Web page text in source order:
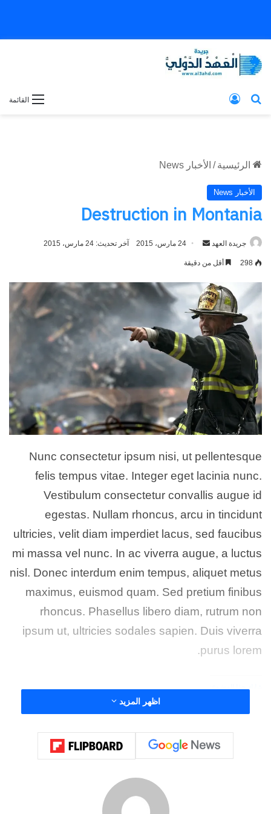
القائمة بحث عن
الرئيسية / الأخبار News
الأخبار News
Destruction in Montania
جريدة العهد
أرسل24 مارس، 2015 آخر تحديث: 24 مارس، 2015
298 أقل من دقيقة
Nunc consectetur ipsum nisi, ut pellentesque
felis tempus vitae. Integer eget lacinia nunc.
Vestibulum consectetur convallis augue id
egestas. Nullam rhoncus, arcu in tincidunt
ultricies, velit diam imperdiet lacus, sed faucibus
mi massa vel nunc. In ac viverra augue, a luctus
nisl. Donec interdum enim tempus, aliquet metus
maximus, euismod quam. Sed pretium finibus
rhoncus. Phasellus libero diam, rutrum non
ipsum ut, ultricies sodales sapien. Duis viverra
purus lorem.
شارك هذا الموضوع:
اظهر المزيد